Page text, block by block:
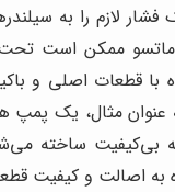
لازم را به
ممکن است تحت
قطعات اصلی و
مثال، یک پمپ
بی‌کیفیت ساخته
به اصالت و کیفیت